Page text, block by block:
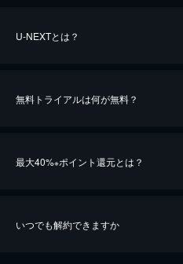
U-NEXTとは？
無料トライアルは何が無料？
最大40%※ポイント還元とは？
いつでも解約できますか